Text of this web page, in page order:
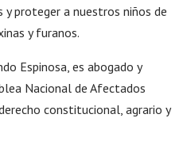
proteger a nuestros niños de
y furanos.
Espinosa, es abogado y
Nacional de Afectados
constitucional, agrario y